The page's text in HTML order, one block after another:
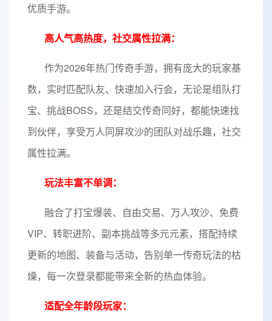
优质手游。
高人气高热度，社交属性拉满：
作为2026年热门传奇手游，拥有庞大的玩家基
数，实时匹配队友、快速加入行会，无论是组队打
宝、挑战BOSS，还是结交传奇同好，都能快速找
到伙伴，享受万人同屏攻沙的团队对战乐趣，社交
属性拉满。
玩法丰富不单调：
融合了打宝爆装、自由交易、万人攻沙、免费
VIP、转职进阶、副本挑战等多元元素，搭配持续
更新的地图、装备与活动，告别单一传奇玩法的枯
燥，每一次登录都能带来全新的热血体验。
适配全年龄段玩家：